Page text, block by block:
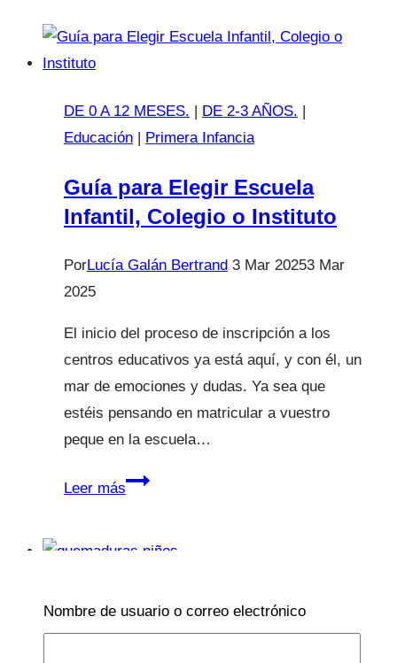
DE 0 A 12 MESES. | DE 2-3 AÑOS. |
Educación | Primera Infancia
Guía para Elegir Escuela
Infantil, Colegio o Instituto
PorLucía Galán Bertrand 3 Mar 20253 Mar
2025
El inicio del proceso de inscripción a los
centros educativos ya está aquí, y con él, un
mar de emociones y dudas. Ya sea que
estéis pensando en matricular a vuestro
peque en la escuela…
Leer másGuía
Colegio
o
Nombre de usuario o correo electrónico